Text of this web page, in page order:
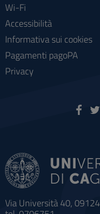
Via Università 40,
Wi-Fi
Accessibilità
Informativa sui cookies
Pagamenti pagoPA
Privacy